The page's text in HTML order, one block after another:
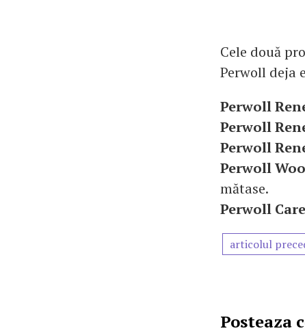
Cele două
Perwoll deja
Perwoll
Perwoll
Perwoll
Perwoll
mătase.
Perwoll
articolul
Posteaza